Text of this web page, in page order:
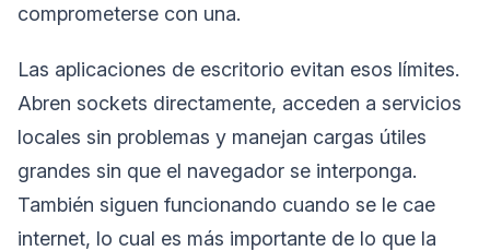
comprometerse con una.
Las aplicaciones de escritorio evitan esos límites.
Abren sockets directamente, acceden a servicios
locales sin problemas y manejan cargas útiles
grandes sin que el navegador se interponga.
También siguen funcionando cuando se le cae
internet, lo cual es más importante de lo que la